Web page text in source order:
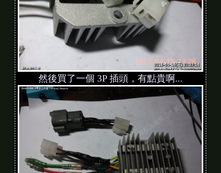
然後買了一個 3P 插頭，有點貴啊...